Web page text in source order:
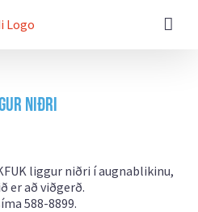
niðri
liggur niðri í augnablikinu,
er að viðgerð.
588-8899.